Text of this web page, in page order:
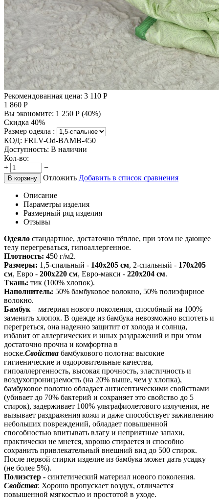
Рекомендованная цена: 3 110 Р
1 860 Р
Вы экономите: 1 250 Р (40%)
Скидка 40%
Размер одеяла :
КОД: FRLV-Od-BAMB-450
Доступность: В наличии
Кол-во:
+
−
В корзину Отложить Добавить в список сравнения
Описание
Параметры изделия
Размерный ряд изделия
Отзывы
Одеяло стандартное, достаточно тёплое, при этом не дающее
телу перегреваться, гипоаллергенное.
Плотность: 450 г/м2.
Размеры: 1,5-спальный - 140х205 см, 2-спальный - 170х205
см, Евро - 200х220 см, Евро-макси - 220х204 см.
Ткань: тик (100% хлопок).
Наполнитель: 50% бамбуковое волокно, 50% полиэфирное
волокно.
Бамбук – материал нового поколения, способный на 100%
заменить хлопок. В одежде из бамбука невозможно вспотеть и
перегреться, она надежно защитит от холода и солнца,
избавит от аллергических и иных раздражений и при этом
достаточно прочна и комфортна в
носке.Свойства бамбукового полотна: высокие
гигиенические и оздоровительные качества,
гипоаллергенность, высокая прочность, эластичность и
воздухопроницаемость (на 20% выше, чем у хлопка),
бамбуковое полотно обладает антисептическими свойствами
(убивает до 70% бактерий и сохраняет это свойство до 5
стирок), задерживает 100% ультрафиолетового излучения, не
вызывает раздражения кожи и даже способствует заживлению
небольших повреждений, обладает повышенной
способностью впитывать влагу и неприятные запахи,
практически не мнется, хорошо стирается и способно
сохранить привлекательный внешний вид до 500 стирок.
После первой стирки изделие из бамбука может дать усадку
(не более 5%).
Полиэстер - синтетический материал нового поколения.
Свойства: Хорошо пропускает воздух, отличается
повышенной мягкостью и простотой в уходе.